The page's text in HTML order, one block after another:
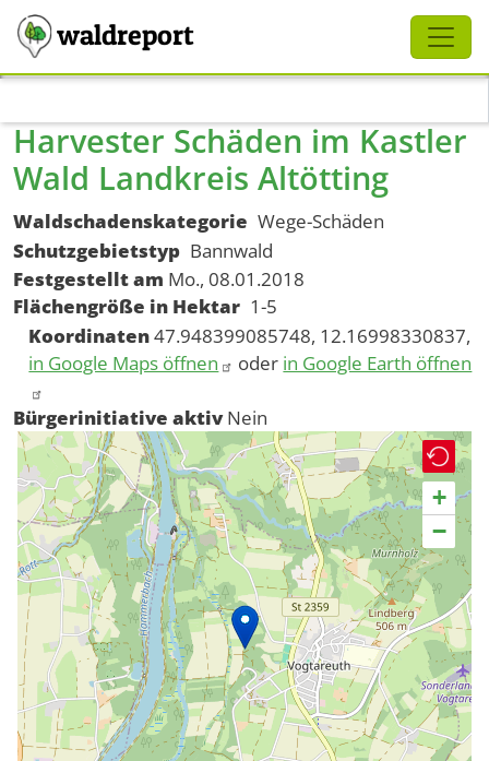
waldreport
Harvester Schäden im Kastler
Wald Landkreis Altötting
Waldschadenskategorie Wege-Schäden
Schutzgebietstyp Bannwald
Festgestellt am Mo., 08.01.2018
Flächengröße in Hektar 1-5
Koordinaten47.948399085748, 12.16998330837,
in Google Maps öffnen
oder in Google Earth öffnen
Bürgerinitiative aktiv Nein
+
−
Schliessen